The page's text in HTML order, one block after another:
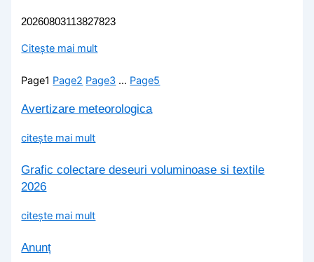
20260803113827823
Citește mai mult
Page1 Page2 Page3 … Page5
Avertizare meteorologica
citește mai mult
Grafic colectare deseuri voluminoase si textile
2026
citește mai mult
Anunț